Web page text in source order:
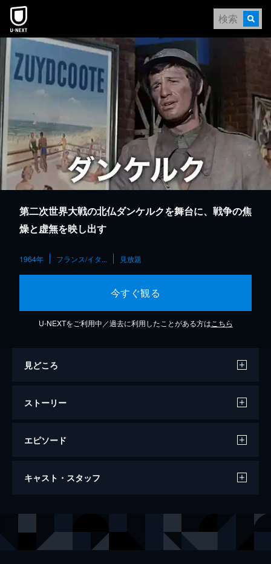
本文へスキップ
第二次世界大戦の北仏ダンケルクを舞台に、戦争の焦
燥と虚無を映し出す
1964年 フランス/イタ... 見放題
今すぐ観る
U-NEXTをご利用中／過去に利用したことがある方は こちら
見どころ
ストーリー
エピソード
ダンケルク
キャスト・スタッフ
アレクサンドル フランソワ・ペリエ